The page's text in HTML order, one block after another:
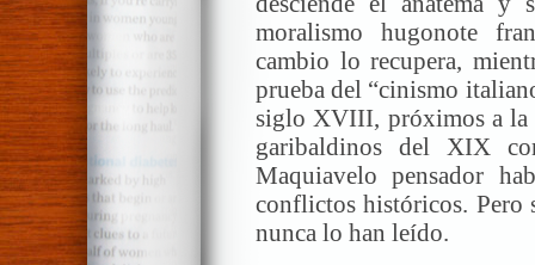
moralismo hugonote
cambio lo recupera,
prueba del “cinismo
siglo XVIII, próximos a la
garibaldinos del XIX
Maquiavelo pensador
conflictos históricos. Pero
nunca lo han leído.